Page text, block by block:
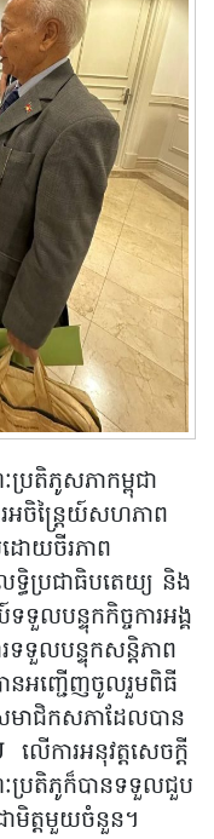
រតិភូសភាកម្ពុជា
អចិន្ត្រៃយ៍សហភាព
ដោយចីរភាព
ទ្ធិប្រជាធិបតេយ្យ និង
ទួលបន្ទុកកិច្ចការអង្គ
ទទួលបន្ទុកសន្តិភាព
នអញ្ជើញចូលរួមពិធី
មាជិកសភាដែលបាន
ើការអនុវត្តសេចក្តី
ប្រតិភូក៏បានទទួលជួប
ាមិត្តមួយចំនួន។